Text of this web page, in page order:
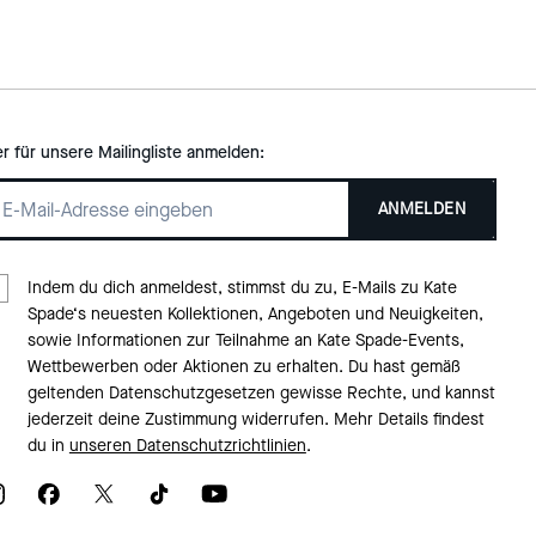
für unsere Mailingliste anmelden:
ANMELDEN
Indem du dich anmeldest, stimmst du zu, E-Mails zu Kate
Spade‘s neuesten Kollektionen, Angeboten und Neuigkeiten,
sowie Informationen zur Teilnahme an Kate Spade-Events,
Wettbewerben oder Aktionen zu erhalten. Du hast gemäß
geltenden Datenschutzgesetzen gewisse Rechte, und kannst
jederzeit deine Zustimmung widerrufen. Mehr Details findest
du in unseren Datenschutzrichtlinien.